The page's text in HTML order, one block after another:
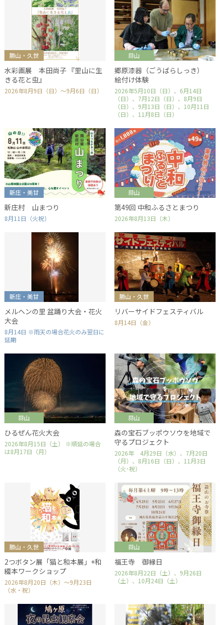
勝山・久世
水彩画展 本田尚子 『里山に生
きる花と虫』
2026年8月9日（日）～9月6日（日）
蒜山
郷原漆器（ごうばらしっき）
絵付け体験
2026年5月10日（日）、6月14日
（日）、7月12日（日）、8月9日
（日）、9月13日（日）、10月11日
（日）、11月8日（日）
新庄・美甘
新庄村 山まつり
8月11日（火祝）
蒜山
第49回 中和ふるさとまつり
2026年8月13日（木）
新庄・美甘
メルヘンの里 盆踊り大会・花火
大会
8月14日 ※雨天の場合花火のみ翌日に
延期
勝山・久世
リバーサイドフェスティバル
8月14日（金）
蒜山
ひるぜん花火大会
2026年8月15日（土） ※順延の場合
は8月17日（月）
蒜山
森の宝石ブッポウソウを地域で
守るプロジェクト
2026年 4月29日（水）、7月20日
（月）、8月16日（日）、11月3日
（火･祝）
勝山・久世
2つボタン展「猫と和本展」+和
綴本ワークショップ
2026年8月20日（木）～9月23日
（水・祝）
蒜山
福王寺 御縁日
2026年8月22日（土）、9月26日
（土）、10月24日（土）